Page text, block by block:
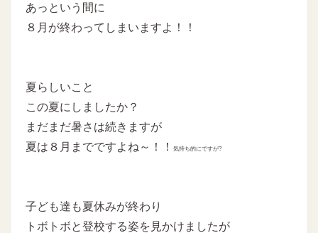
あっという間に
８月が終わってしまいますよ！！
夏らしいこと
この夏にしましたか？
まだまだ暑さは続きますが
夏は８月までですよね～！！
気持ち的にですが?
子ども達も夏休みが終わり
トボトボと登校する姿を見かけましたが